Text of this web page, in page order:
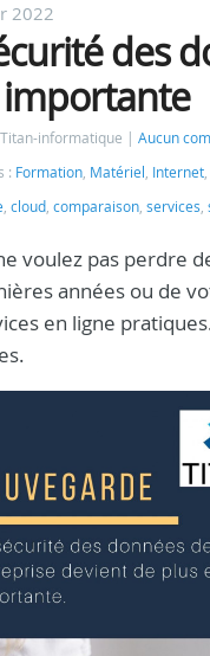
2022
des
informatique
Aucun
: Formation, Matériel , Internet,
, cloud, comparaison, services,
voulez pas perdre
années ou de
en ligne